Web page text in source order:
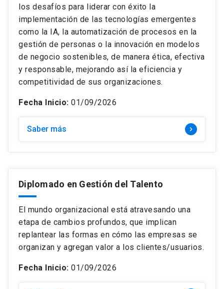
los desafíos para liderar con éxito la
implementación de las tecnologías emergentes
como la IA, la automatización de procesos en la
gestión de personas o la innovación en modelos
de negocio sostenibles, de manera ética, efectiva
y responsable, mejorando así la eficiencia y
competitividad de sus organizaciones.
Fecha Inicio: 01/09/2026
Saber más keyboard_arrow_right
Diplomado en Gestión del Talento
El mundo organizacional está atravesando una
etapa de cambios profundos, que implican
replantear las formas en cómo las empresas se
organizan y agregan valor a los clientes/usuarios.
Fecha Inicio: 01/09/2026